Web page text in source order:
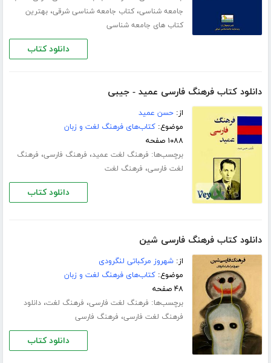
جامعه شناسی،کتاب جامعه شناسی شرقی،بهترین
کتاب های جامعه شناسی
دانلود کتاب
دانلود کتاب فرهنگ فارسی عمید - جیبی
از:حسن عمید
موضوع:کتاب‌های فرهنگ لغت و زبان
۱۰۸۸ صفحه
برچسب‌ها: فرهنگ لغت عمید، فرهنگ فارسی، فرهنگ
لغت فارسی، فرهنگ لغت
دانلود کتاب
دانلود کتاب فرهنگ فارسی شین
از:شهروز مرکباتی لنگرودی
موضوع:کتاب‌های فرهنگ لغت و زبان
۴۸ صفحه
برچسب‌ها: فرهنگ لغت فارسی، فرهنگ لغت،دانلود
فرهنگ لغت فارسی، فرهنگ فارسی
دانلود کتاب